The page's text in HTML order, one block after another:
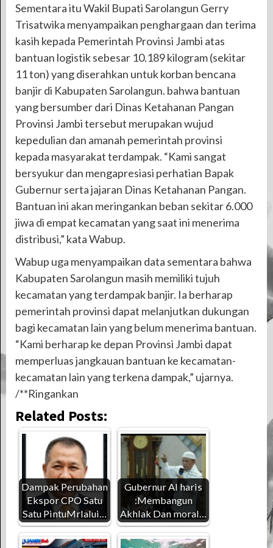
Sementara itu Wakil Bupati Sarolangun Gerry
Trisatwika menyampaikan penghargaan dan terima
kasih kepada Pemerintah Provinsi Jambi atas
bantuan logistik sebesar 10.189 kilogram (sekitar
11 ton) yang diserahkan untuk korban bencana
banjir di Kabupaten Sarolangun. bahwa bantuan
yang bersumber dari Dinas Ketahanan Pangan
Provinsi Jambi tersebut merupakan wujud
kepedulian dan amanah pemerintah provinsi
kepada masyarakat terdampak. “Kami sangat
bersyukur dan mengapresiasi perhatian Bapak
Gubernur serta jajaran Dinas Ketahanan Pangan.
Bantuan ini akan meringankan beban sekitar 6.000
jiwa di empat kecamatan yang saat ini menerima
distribusi,” kata Wabup.
Wabup uga menyampaikan data sementara bahwa
Kabupaten Sarolangun masih memiliki tujuh
kecamatan yang terdampak banjir. Ia berharap
pemerintah provinsi dapat melanjutkan dukungan
bagi kecamatan lain yang belum menerima bantuan.
“Kami berharap ke depan Provinsi Jambi dapat
memperluas jangkauan bantuan ke kecamatan-
kecamatan lain yang terkena dampak,” ujarnya.
/**Ringankan
Related Posts:
Dampak Perubahan
Ekspor CPO Satu
Satu PintuMrlalui…
Gubernur Al haris
:Membangun
Akhlak Dan moral…